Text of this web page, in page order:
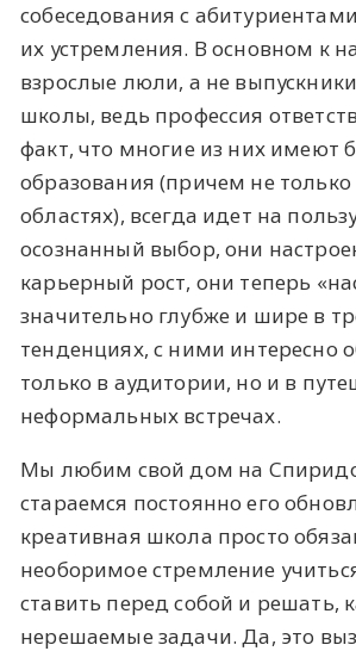
собеседования с
их устремления. В основном к
взрослые люли, а не
школы, ведь профессия
факт, что многие из них имеют
образования (причем не
областях), всегда идет на
осознанный выбор, они
карьерный рост, они теперь
значительно глубже и шире в
тенденциях, с ними интересно
только в аудитории, но и в
неформальных встречах.
Мы любим свой дом на
стараемся постоянно его
креативная школа просто
необоримое стремление
ставить перед собой и решать,
нерешаемые задачи. Да, это